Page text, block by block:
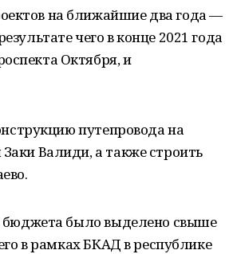
на ближайшие два года —
чего в конце 2021 года
Октября, и
путепровода на
Валиди, а также строить
бюджета было выделено свыше
в рамках БКАД в республике